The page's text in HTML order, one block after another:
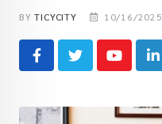
BYTICYCITY 10/16/2025